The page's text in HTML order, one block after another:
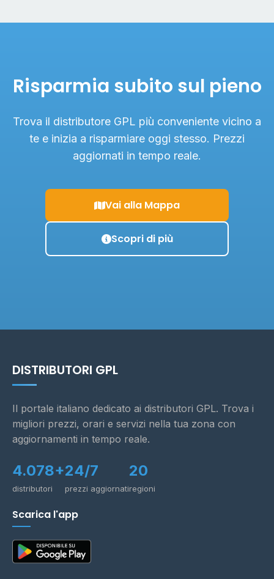
Risparmia subito sul pieno
Trova il distributore GPL più conveniente vicino a
te e inizia a risparmiare oggi stesso. Prezzi
aggiornati in tempo reale.
Vai alla Mappa
Scopri di più
DISTRIBUTORI GPL
Il portale italiano dedicato ai distributori GPL. Trova i
migliori prezzi, orari e servizi nella tua zona con
aggiornamenti in tempo reale.
4.078+
distributori
24/7
prezzi aggiornati
20
regioni
Scarica l'app